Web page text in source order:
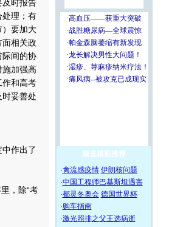
及时报告
处理；有
）要加大
相关政
际间的协
加强高
作和高考
妥善处
作出了
，除“考
频道精彩推荐
·禽流感疫情 伊朗核问题
·中国工程师巴基斯坦遇害
·都灵冬奥会 德国世界杯
·购车指南
·激光照排之父王选病逝